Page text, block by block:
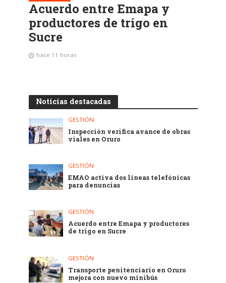
Acuerdo entre Emapa y
productores de trigo en
Sucre
hace 11 horas
Noticias destacadas
GESTIÓN
Inspección verifica avance de obras
viales en Oruro
GESTIÓN
EMAO activa dos líneas telefónicas
para denuncias
GESTIÓN
Acuerdo entre Emapa y productores
de trigo en Sucre
GESTIÓN
Transporte penitenciario en Oruro
mejora con nuevo minibús